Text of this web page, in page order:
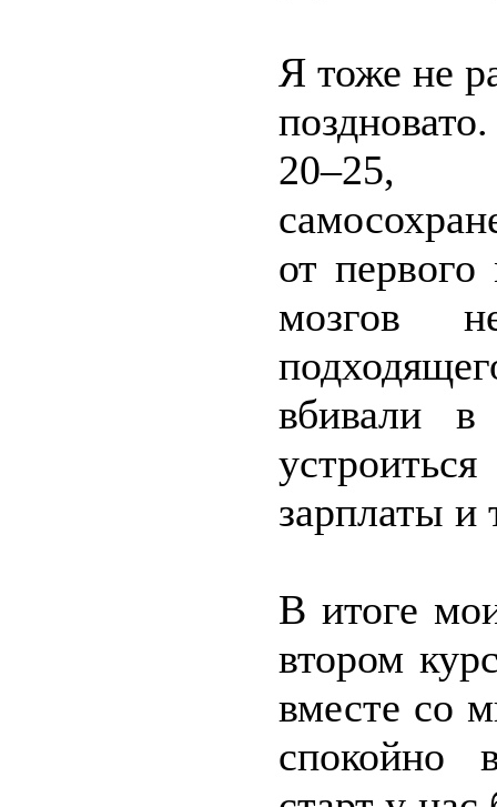
Я тоже не
20–25,
от
мозгов
вбивали в
зарплаты и
В итоге
втором
вместе со
спокойно